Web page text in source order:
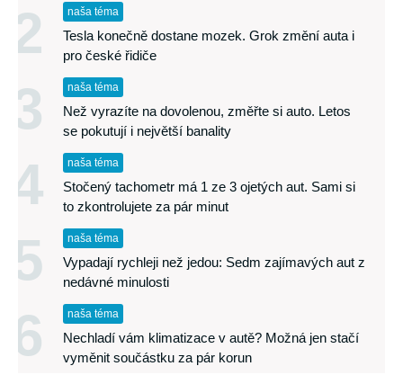
2 naša téma
Tesla konečně dostane mozek. Grok změní auta i
pro české řidiče
3 naša téma
Než vyrazíte na dovolenou, změřte si auto. Letos
se pokutují i největší banality
4 naša téma
Stočený tachometr má 1 ze 3 ojetých aut. Sami si
to zkontrolujete za pár minut
5 naša téma
Vypadají rychleji než jedou: Sedm zajímavých aut z
nedávné minulosti
6 naša téma
Nechladí vám klimatizace v autě? Možná jen stačí
vyměnit součástku za pár korun